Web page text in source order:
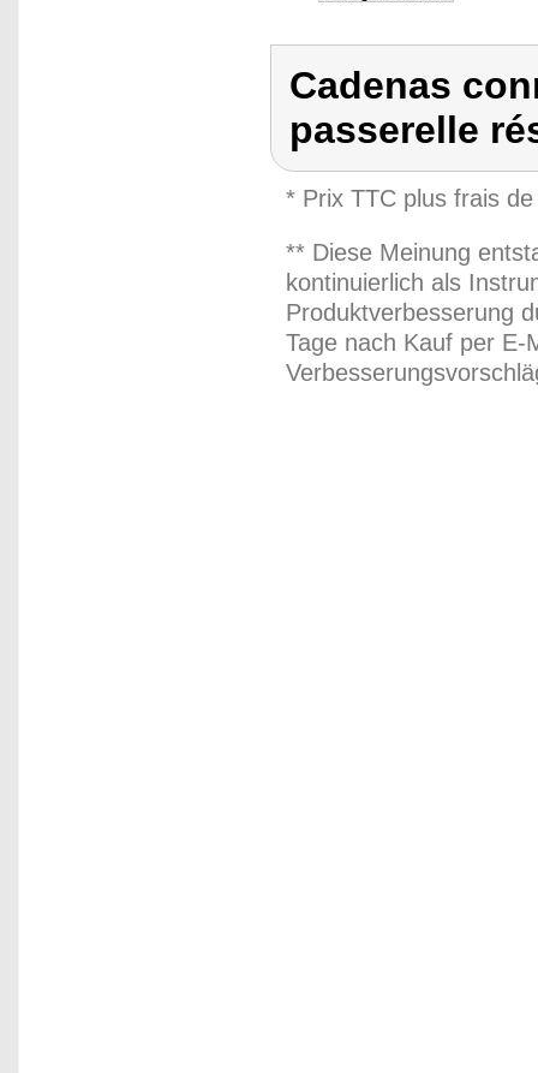
Cadenas
passerelle
* Prix TTC plus frais
** Diese Meinung
kontinuierlich als
Produktverbesserung
Tage nach Kauf per E-